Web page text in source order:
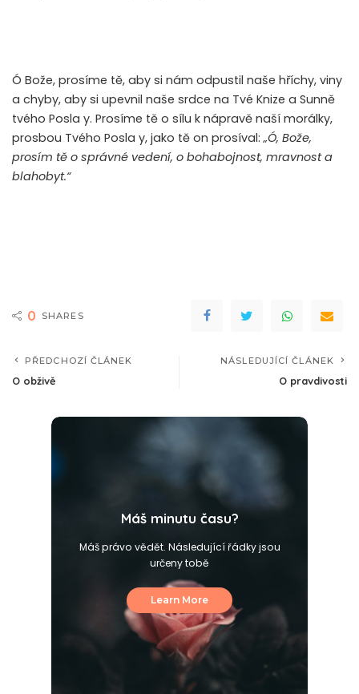
Ó Bože, prosíme tě, aby si nám odpustil naše hříchy, viny
a chyby, aby si upevnil naše srdce na Tvé Knize a Sunně
tvého Posla y. Prosíme tě o sílu k nápravě naší morálky,
prosbou Tvého Posla y, jako tě on prosíval:„Ó, Bože,
prosím tě o správné vedení, o bohabojnost, mravnost a
blahobyt.“
0 SHARES
PŘEDCHOZÍ ČLÁNEK
O obživě
NÁSLEDUJÍCÍ ČLÁNEK
O pravdivosti
Máš minutu času?
Máš právo vědět. Následující řádky jsou
určeny tobě
Learn More